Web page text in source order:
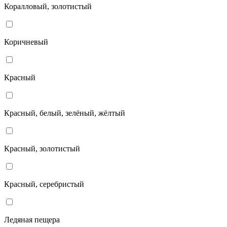
Коралловый, золотистый
Коричневый
Красный
Красный, белый, зелёный, жёлтый
Красный, золотистый
Красный, серебристый
Ледяная пещера